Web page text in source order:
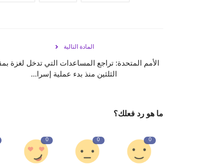
المادة التالية
الأمم المتحدة: تراجع المساعدات التي تدخل لغزة
الثلثين منذ بدء عملية إسرا...
ما هو رد فعلك؟
0
0
0